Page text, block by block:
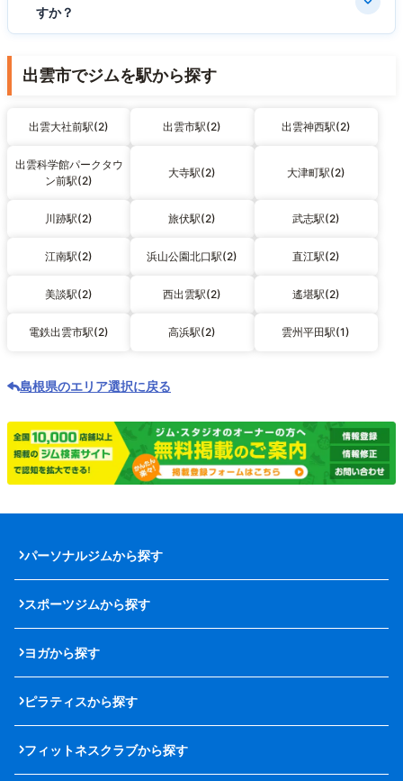
すか？
出雲市でジムを駅から探す
出雲大社前駅(2) 出雲市駅(2) 出雲神西駅(2)
出雲科学館パークタウ
ン前駅(2)
大寺駅(2) 大津町駅(2)
川跡駅(2) 旅伏駅(2) 武志駅(2)
江南駅(2) 浜山公園北口駅(2) 直江駅(2)
美談駅(2) 西出雲駅(2) 遙堪駅(2)
電鉄出雲市駅(2) 高浜駅(2) 雲州平田駅(1)
島根県のエリア選択に戻る
パーソナルジムから探す
スポーツジムから探す
ヨガから探す
ピラティスから探す
フィットネスクラブから探す